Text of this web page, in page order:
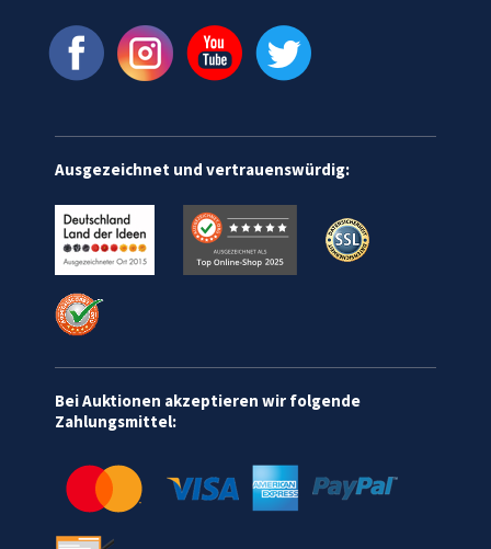
Ausgezeichnet und vertrauenswürdig:
Bei Auktionen akzeptieren wir folgende
Zahlungsmittel: